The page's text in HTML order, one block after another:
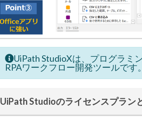
UiPath StudioXは、プログラミ
RPAワークフロー開発ツールです。
UiPath Studioのライセンスプラン